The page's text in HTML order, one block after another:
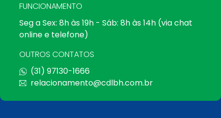
FUNCIONAMENTO
Seg a Sex: 8h às 19h - Sáb: 8h às 14h (via chat
online e telefone)
OUTROS CONTATOS
(31) 97130-1666
relacionamento@cdlbh.com.br